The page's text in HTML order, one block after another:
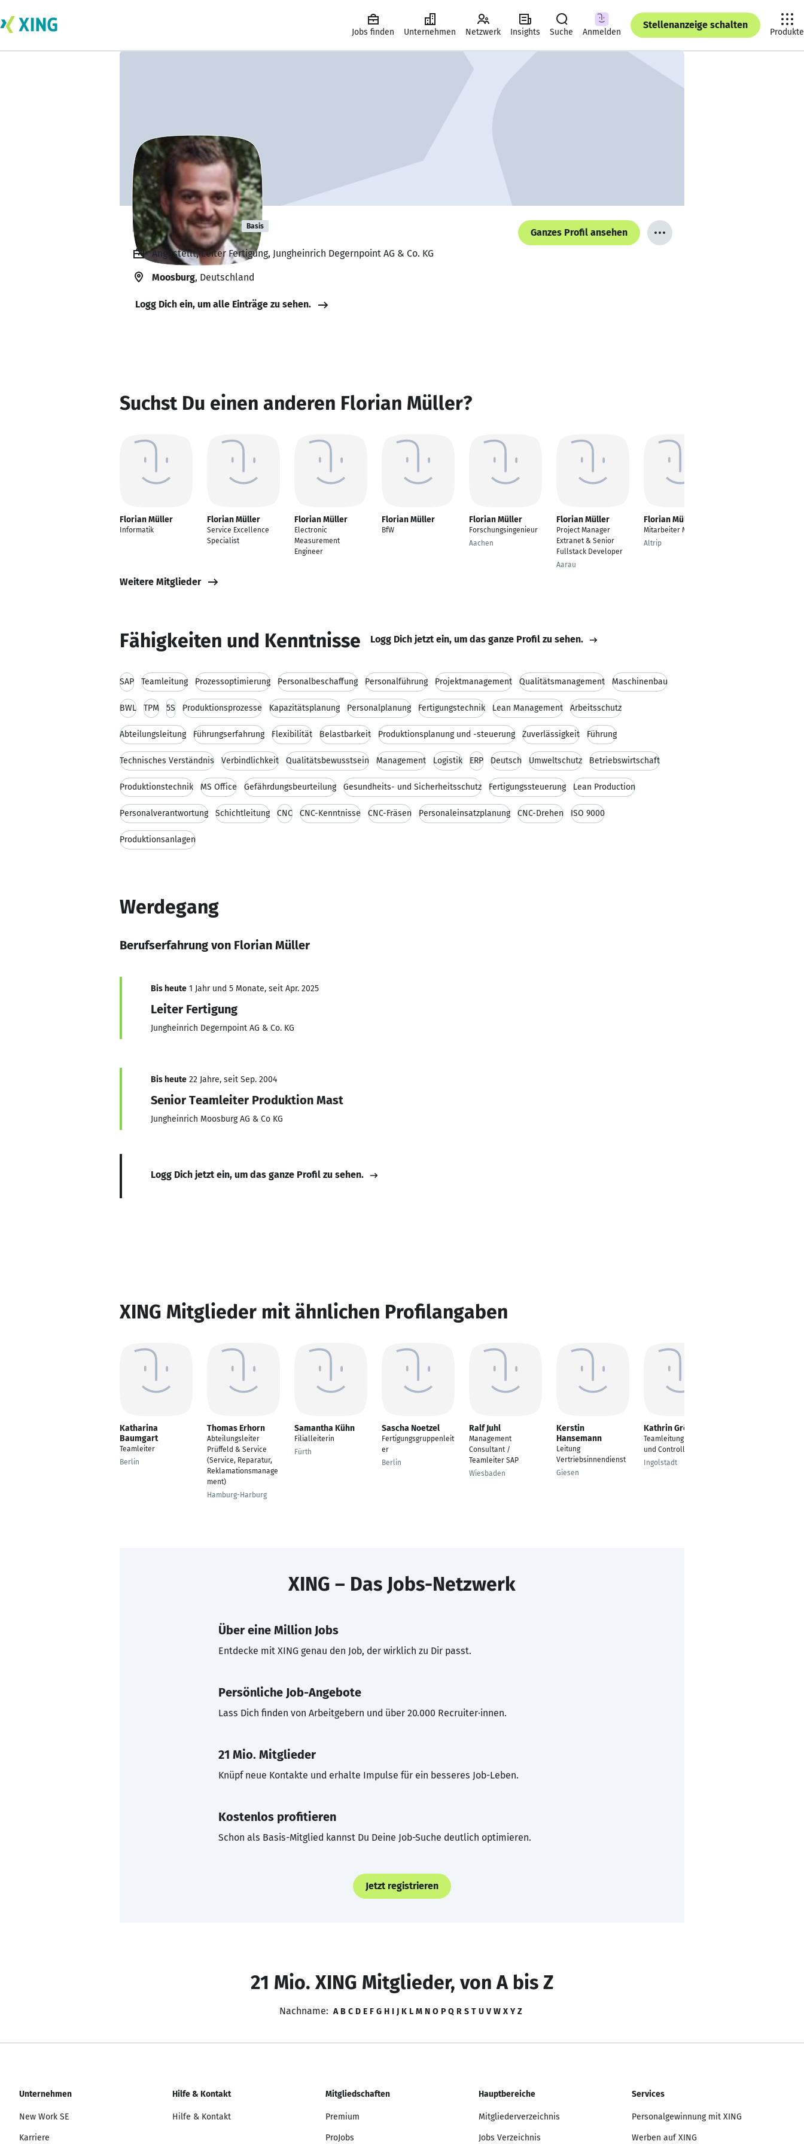
Jobs finden Unternehmen Netzwerk Insights Suche Anmelden
Stellenanzeige schalten
Produkte
Florian Müller Basis
Ganzes Profil ansehen
Angestellt, Leiter Fertigung, Jungheinrich Degernpoint AG & Co. KG
Moosburg, Deutschland
Logg Dich ein, um alle Einträge zu sehen.
Suchst Du einen anderen Florian Müller?
Florian Müller
Informatik
Florian Müller
Service Excellence
Specialist
Florian Müller
Electronic
Measurement
Engineer
Florian Müller
BfW
Florian Müller
Forschungsingenieur
Aachen
Florian Müller
Project Manager
Extranet & Senior
Fullstack Developer
Aarau
Florian Müller
Mitarbeiter Metzgerei
Altrip
Weitere Mitglieder
Fähigkeiten und Kenntnisse Logg Dich jetzt ein, um das ganze Profil zu sehen.
SAP Teamleitung Prozessoptimierung Personalbeschaffung Personalführung Projektmanagement Qualitätsmanagement Maschinenbau
BWL TPM 5S Produktionsprozesse Kapazitätsplanung Personalplanung Fertigungstechnik Lean Management Arbeitsschutz
Abteilungsleitung Führungserfahrung Flexibilität Belastbarkeit Produktionsplanung und -steuerung Zuverlässigkeit Führung
Technisches Verständnis Verbindlichkeit Qualitätsbewusstsein Management Logistik ERP Deutsch Umweltschutz Betriebswirtschaft
Produktionstechnik MS Office Gefährdungsbeurteilung Gesundheits- und Sicherheitsschutz Fertigungssteuerung Lean Production
Personalverantwortung Schichtleitung CNC CNC-Kenntnisse CNC-Fräsen Personaleinsatzplanung CNC-Drehen ISO 9000
Produktionsanlagen
Werdegang
Berufserfahrung von Florian Müller
Bis heute 1 Jahr und 5 Monate, seit Apr. 2025
Leiter Fertigung
Jungheinrich Degernpoint AG & Co. KG
Bis heute 22 Jahre, seit Sep. 2004
Senior Teamleiter Produktion Mast
Jungheinrich Moosburg AG & Co KG
Logg Dich jetzt ein, um das ganze Profil zu sehen.
XING Mitglieder mit ähnlichen Profilangaben
Katharina
Baumgart
Teamleiter
Berlin
Thomas Erhorn
Abteilungsleiter
Prüffeld & Service
(Service, Reparatur,
Reklamationsmanage
ment)
Hamburg-Harburg
Samantha Kühn
Filialleiterin
Fürth
Sascha Noetzel
Fertigungsgruppenleit
er
Berlin
Ralf Juhl
Management
Consultant /
Teamleiter SAP
Wiesbaden
Kerstin
Hansemann
Leitung
Vertriebsinnendienst
Giesen
Kathrin Gröger
Teamleitung Finanzen
und Controlling
Ingolstadt
XING – Das Jobs-Netzwerk
Über eine Million Jobs
Entdecke mit XING genau den Job, der wirklich zu Dir passt.
Persönliche Job-Angebote
Lass Dich finden von Arbeitgebern und über 20.000 Recruiter·innen.
21 Mio. Mitglieder
Knüpf neue Kontakte und erhalte Impulse für ein besseres Job-Leben.
Kostenlos profitieren
Schon als Basis-Mitglied kannst Du Deine Job-Suche deutlich optimieren.
Jetzt registrieren
21 Mio. XING Mitglieder, von A bis Z
Nachname: A B C D E F G H I J K L M N O P Q R S T U V W X Y Z
Unternehmen
New Work SE
Karriere
Hilfe & Kontakt
Hilfe & Kontakt
Mitgliedschaften
Premium
ProJobs
Hauptbereiche
Mitgliederverzeichnis
Jobs Verzeichnis
Services
Personalgewinnung mit XING
Werben auf XING